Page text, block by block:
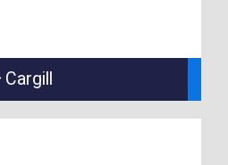
Cargill